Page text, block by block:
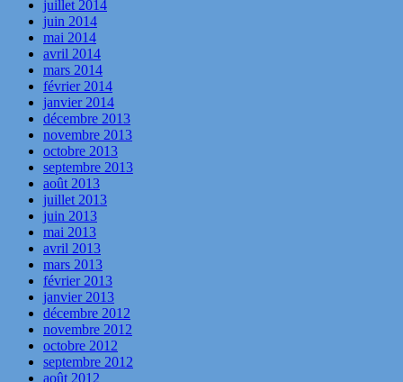
juillet 2014
juin 2014
mai 2014
avril 2014
mars 2014
février 2014
janvier 2014
décembre 2013
novembre 2013
octobre 2013
septembre 2013
août 2013
juillet 2013
juin 2013
mai 2013
avril 2013
mars 2013
février 2013
janvier 2013
décembre 2012
novembre 2012
octobre 2012
septembre 2012
août 2012